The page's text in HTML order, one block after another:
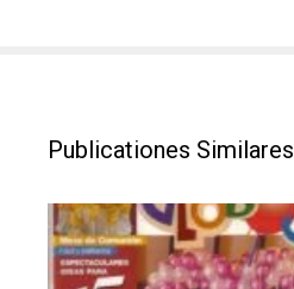
Publicationes Similares